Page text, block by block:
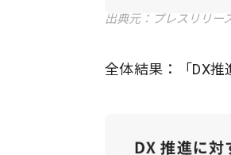
出典元：プレスリリー
全体結果：「DX推